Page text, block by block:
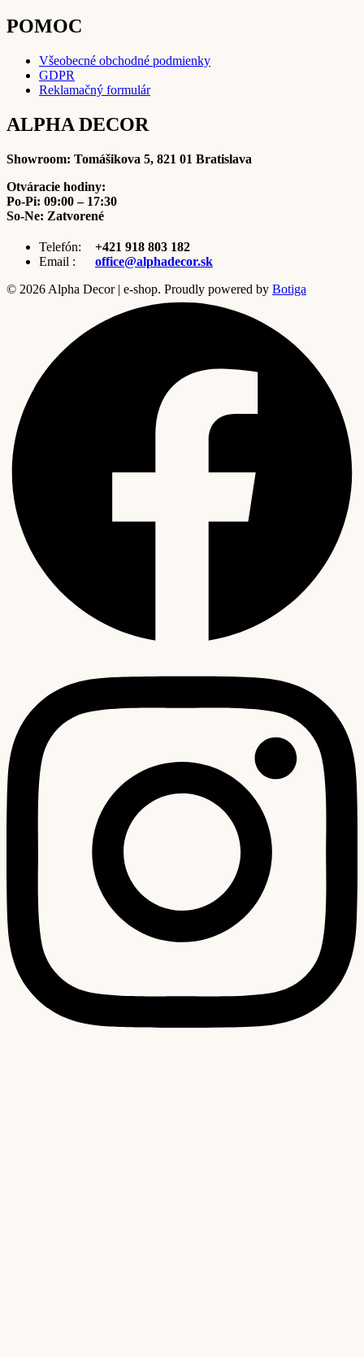
POMOC
Všeobecné obchodné podmienky
GDPR
Reklamačný formulár
ALPHA DECOR
Showroom: Tomášikova 5, 821 01 Bratislava
Otváracie hodiny:
Po-Pi: 09:00 – 17:30
So-Ne: Zatvorené
Telefón:
+421 918 803 182
Email :
office@alphadecor.sk
© 2026 Alpha Decor | e-shop. Proudly powered by Botiga